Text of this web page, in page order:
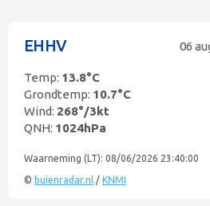
06
EHHV
Temp: 13.8°C
Grondtemp: 10.7°C
Wind: 268°/3kt
QNH: 1024hPa
Waarneming (LT): 08/06/2026 23:40:00
© buienradar.nl / KNMI